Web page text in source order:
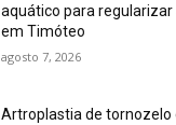
aquático para
em Timóteo
agosto 7, 2026
Artroplastia de tornozelo